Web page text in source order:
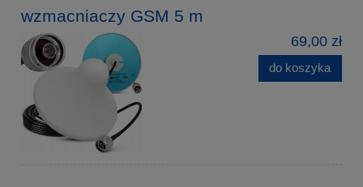
wzmacniaczy GSM 5 m
69,00 zł
do koszyka